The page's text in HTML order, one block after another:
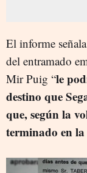
El informe
del entramado
Mir Puig “le
destino que
que, según la
terminado en